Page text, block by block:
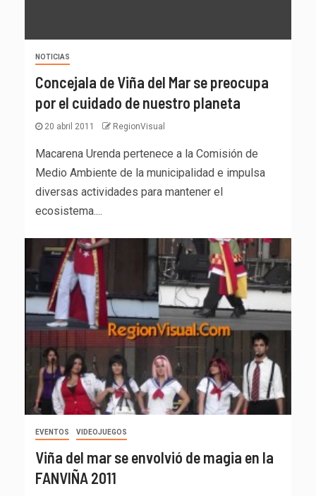
NOTICIAS
Concejala de Viña del Mar se preocupa
por el cuidado de nuestro planeta
20 abril 2011 RegionVisual
Macarena Urenda pertenece a la Comisión de
Medio Ambiente de la municipalidad e impulsa
diversas actividades para mantener el
ecosistema....
EVENTOS VIDEOJUEGOS
Viña del mar se envolvió de magia en la
FANVIÑA 2011